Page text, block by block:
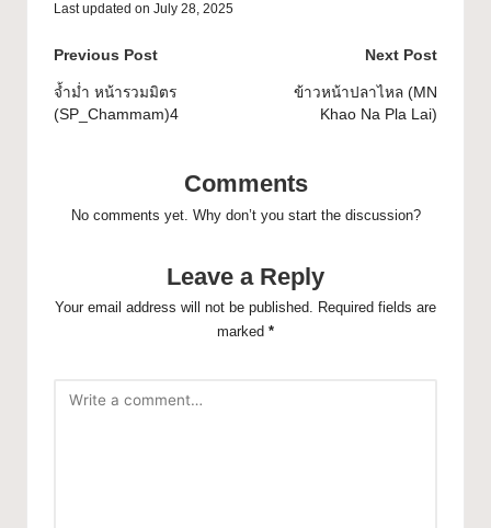
Last updated on July 28, 2025
Previous Post
จ้ำม่ำ หน้ารวมมิตร
(SP_Chammam)4
Next Post
ข้าวหน้าปลาไหล (MN
Khao Na Pla Lai)
Comments
No comments yet. Why don’t you start the discussion?
Leave a Reply
Your email address will not be published. Required fields are
marked *